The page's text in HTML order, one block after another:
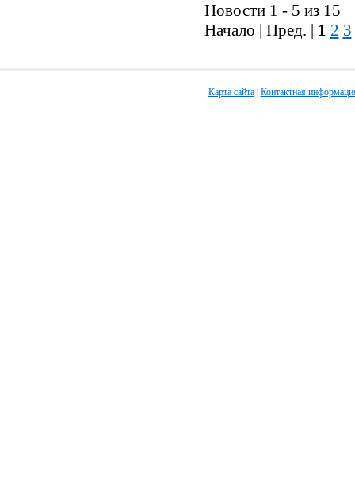
Новости 1 - 5 из 15
Начало | Пред. | 1 2 3
Карта сайта| Контактная